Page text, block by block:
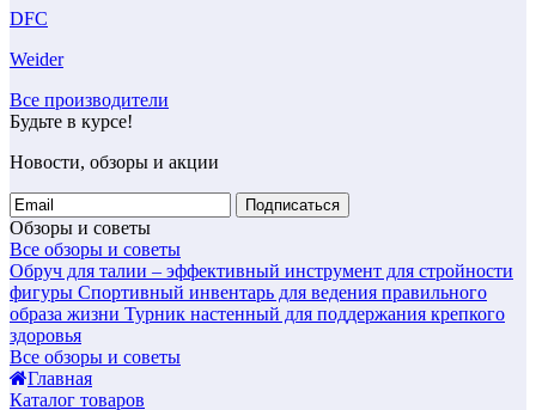
DFC
Weider
Все производители
Будьте в курсе!
Новости, обзоры и акции
Подписаться
Обзоры и советы
Все обзоры и советы
Обруч для талии – эффективный инструмент для стройности
фигуры Спортивный инвентарь для ведения правильного
образа жизни Турник настенный для поддержания крепкого
здоровья
Все обзоры и советы
Главная
Каталог товаров